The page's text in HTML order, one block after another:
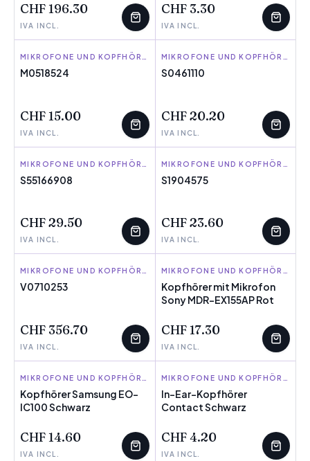
CHF 196.30
IVA INCL.
CHF 3.30
IVA INCL.
T'NB
M0518524
CHF 15.00
IVA INCL.
NK
S0461110
CHF 20.20
IVA INCL.
NACON
S55166908
CHF 29.50
IVA INCL.
HUAWEI
S1904575
CHF 23.60
IVA INCL.
LOGITECH
V0710253
CHF 356.70
IVA INCL.
SONY
WENIGE ÜBRIG
Kopfhörer mit Mikrofon
Sony MDR-EX155AP Rot
CHF 17.30
IVA INCL.
SAMSUNG
WENIGE ÜBRIG
Kopfhörer Samsung EO-
IC100 Schwarz
CHF 14.60
IVA INCL.
CONTACT
WENIGE ÜBRIG
In-Ear-Kopfhörer
Contact Schwarz
CHF 4.20
IVA INCL.